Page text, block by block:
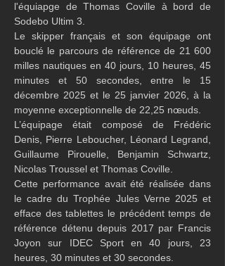
l'équiapge de Thomas Coville à bord de
Sodebo Ultim 3.
Le skipper français et son équipage ont
bouclé le parcours de référence de 21 600
milles nautiques en 40 jours, 10 heures, 45
minutes et 50 secondes, entre le 15
décembre 2025 et le 25 janvier 2026, à la
moyenne exceptionnelle de 22,25 nœuds.
L’équipage était composé de Frédéric
Denis, Pierre Leboucher, Léonard Legrand,
Guillaume Pirouelle, Benjamin Schwartz,
Nicolas Troussel et Thomas Coville.
Cette performance avait été réalisée dans
le cadre du Trophée Jules Verne 2025 et
efface des tablettes le précédent temps de
référence détenu depuis 2017 par Francis
Joyon sur IDEC Sport en 40 jours, 23
heures, 30 minutes et 30 secondes.